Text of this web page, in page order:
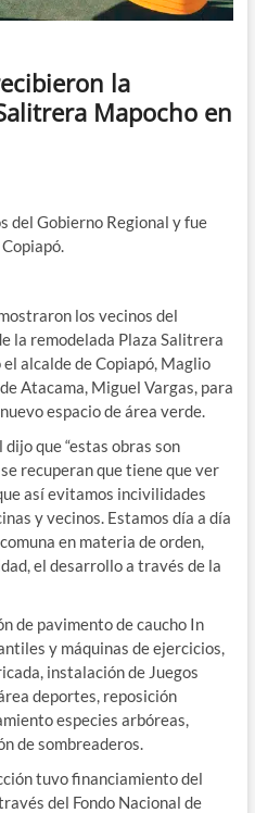
la
Mapocho en
del Gobierno Regional y fue
los vecinos del
la remodelada Plaza Salitrera
alcalde de Copiapó, Maglio
Atacama, Miguel Vargas, para
espacio de área verde.
que “estas obras son
recuperan que tiene que ver
así evitamos incivilidades
y vecinos. Estamos día a día
en materia de orden,
el desarrollo a través de la
de pavimento de caucho In
y máquinas de ejercicios,
instalación de Juegos
deportes, reposición
especies arbóreas,
de sombreaderos.
tuvo financiamiento del
del Fondo Nacional de